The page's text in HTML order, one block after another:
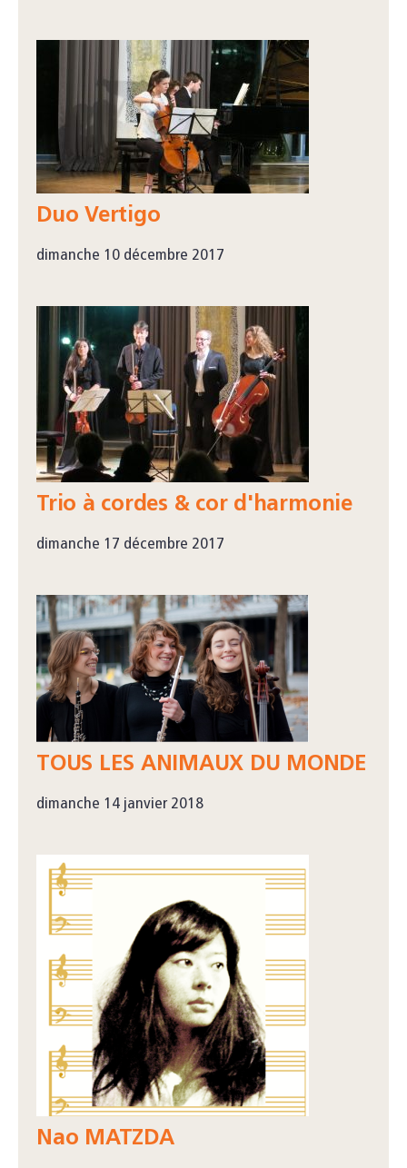
Duo Vertigo
dimanche 10 décembre 2017
Trio à cordes & cor d'harmonie
dimanche 17 décembre 2017
TOUS LES ANIMAUX DU MONDE
dimanche 14 janvier 2018
Nao MATZDA